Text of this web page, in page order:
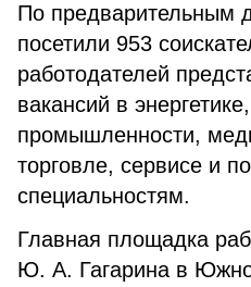
По предварительным
посетили 953
работодателей
вакансий в
промышленности,
торговле, сервисе и
специальностям.
Главная площадка
Ю. А. Гагарина в